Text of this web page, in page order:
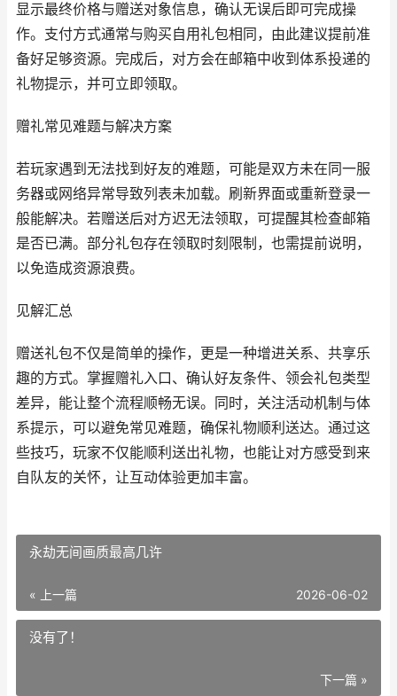
显示最终价格与赠送对象信息，确认无误后即可完成操
作。支付方式通常与购买自用礼包相同，由此建议提前准
备好足够资源。完成后，对方会在邮箱中收到体系投递的
礼物提示，并可立即领取。
赠礼常见难题与解决方案
若玩家遇到无法找到好友的难题，可能是双方未在同一服
务器或网络异常导致列表未加载。刷新界面或重新登录一
般能解决。若赠送后对方迟无法领取，可提醒其检查邮箱
是否已满。部分礼包存在领取时刻限制，也需提前说明，
以免造成资源浪费。
见解汇总
赠送礼包不仅是简单的操作，更是一种增进关系、共享乐
趣的方式。掌握赠礼入口、确认好友条件、领会礼包类型
差异，能让整个流程顺畅无误。同时，关注活动机制与体
系提示，可以避免常见难题，确保礼物顺利送达。通过这
些技巧，玩家不仅能顺利送出礼物，也能让对方感受到来
自队友的关怀，让互动体验更加丰富。
永劫无间画质最高几许
« 上一篇 2026-06-02
没有了！
下一篇 »